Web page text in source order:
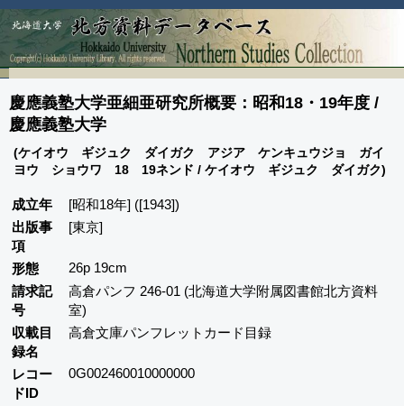
慶應義塾大学亜細亜研究所概要：昭和18・19年度 /
慶應義塾大学
(ケイオウ ギジュク ダイガク アジア ケンキュウジョ ガイ
ヨウ ショウワ 18 19ネンド / ケイオウ ギジュク ダイガク)
成立年
[昭和18年] ([1943])
出版事
項
[東京]
形態
26p 19cm
請求記
号
高倉パンフ 246-01 (北海道大学附属図書館北方資料
室)
収載目
録名
高倉文庫パンフレットカード目録
レコー
ドID
0G002460010000000